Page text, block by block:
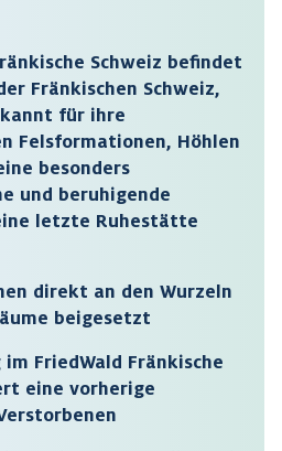
Schweiz befindet
Fränkischen Schweiz,
für ihre
Felsformationen, Höhlen
besonders
und beruhigende
letzte Ruhestätte
direkt an den Wurzeln
beigesetzt
FriedWald Fränkische
eine vorherige